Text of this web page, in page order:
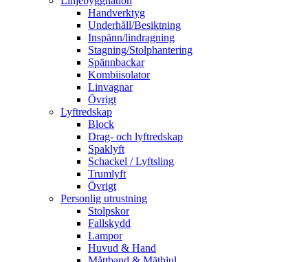
Handverktyg
Underhåll/Besiktning
Inspänn/lindragning
Stagning/Stolphantering
Spännbackar
Kombiisolator
Linvagnar
Övrigt
Lyftredskap
Block
Drag- och lyftredskap
Spaklyft
Schackel / Lyftsling
Trumlyft
Övrigt
Personlig utrustning
Stolpskor
Fallskydd
Lampor
Huvud & Hand